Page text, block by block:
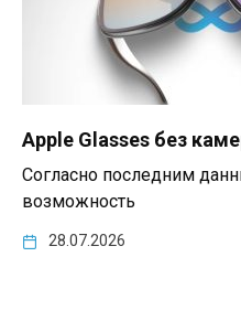
Apple Glasses без
Согласно последним
возможность
28.07.2026